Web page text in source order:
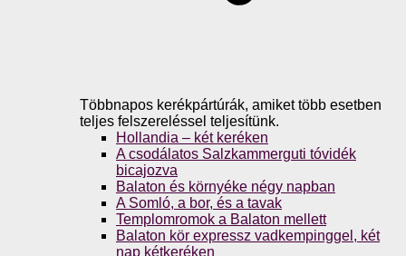
Többnapos kerékpártúrák, amiket több esetben
teljes felszereléssel teljesítünk.
Hollandia – két keréken
A csodálatos Salzkammerguti tóvidék
bicajozva
Balaton és környéke négy napban
A Somló, a bor, és a tavak
Templomromok a Balaton mellett
Balaton kör expressz vadkempinggel, két
nap kétkeréken